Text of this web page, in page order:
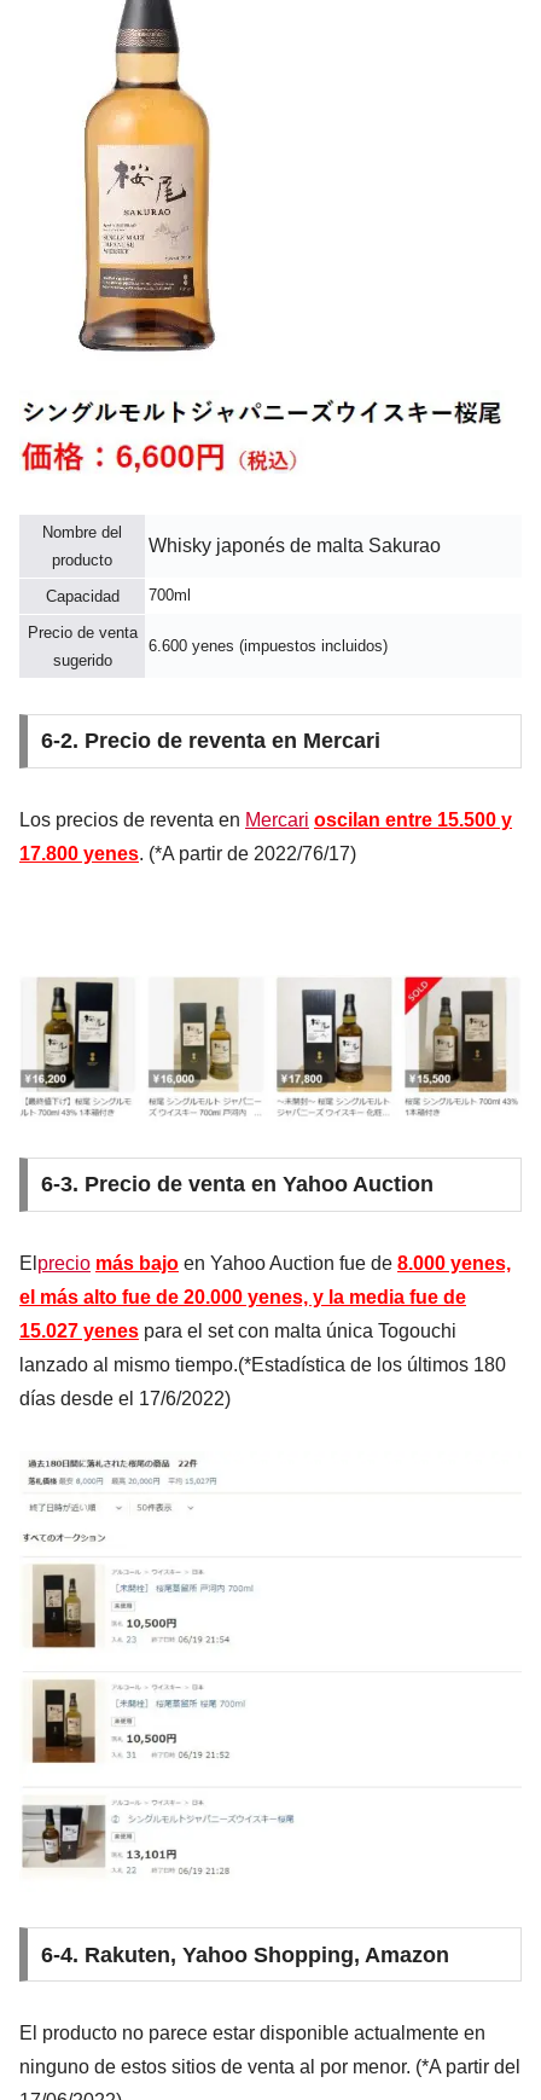
Nombre del
producto
Whisky japonés de malta Sakurao
Capacidad 700ml
Precio de venta
sugerido
6.600 yenes (impuestos incluidos)
6-2. Precio de reventa en Mercari
Los precios de reventa en Mercari oscilan entre 15.500 y
17.800 yenes. (*A partir de 2022/76/17)
6-3. Precio de venta en Yahoo Auction
El precio más bajo en Yahoo Auction fue de 8.000 yenes,
el más alto fue de 20.000 yenes, y la media fue de
15.027 yenes para el set con malta única Togouchi
lanzado al mismo tiempo.(*Estadística de los últimos 180
días desde el 17/6/2022)
6-4. Rakuten, Yahoo Shopping, Amazon
El producto no parece estar disponible actualmente en
ninguno de estos sitios de venta al por menor. (*A partir del